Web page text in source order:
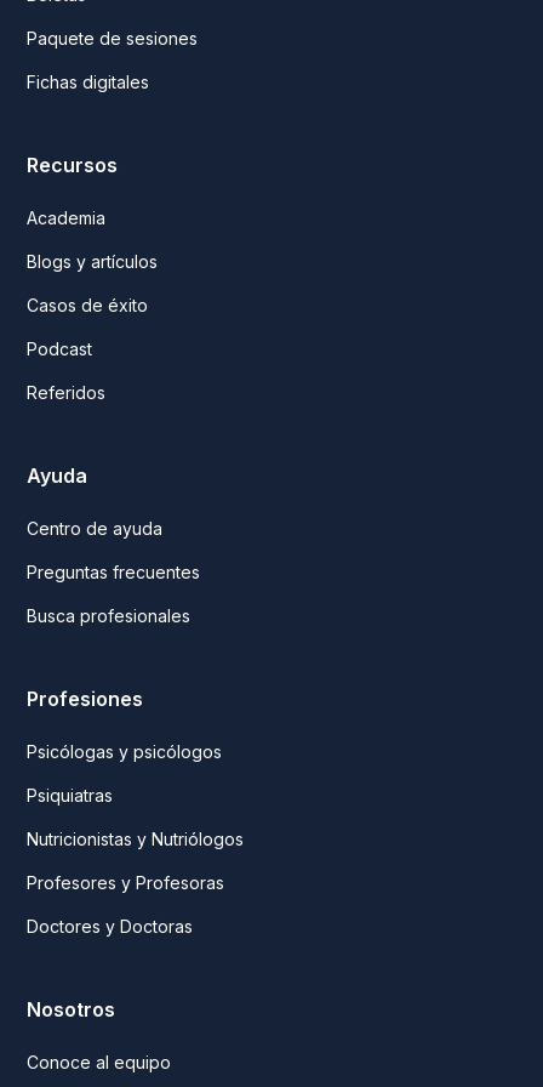
Paquete de sesiones
Fichas digitales
Recursos
Academia
Blogs y artículos
Casos de éxito
Podcast
Referidos
Ayuda
Centro de ayuda
Preguntas frecuentes
Busca profesionales
Profesiones
Psicólogas y psicólogos
Psiquiatras
Nutricionistas y Nutriólogos
Profesores y Profesoras
Doctores y Doctoras
Nosotros
Conoce al equipo